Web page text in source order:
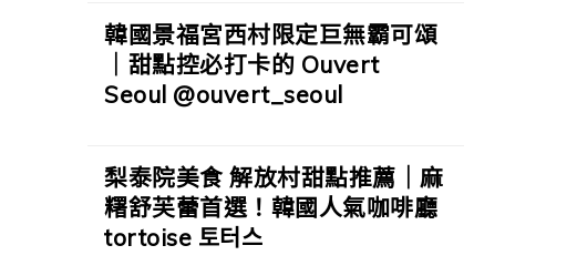
韓國景福宮西村限定巨無霸可頌
｜甜點控必打卡的 Ouvert
Seoul @ouvert_seoul
梨泰院美食 解放村甜點推薦｜麻
糬舒芙蕾首選！韓國人氣咖啡廳
tortoise 토터스